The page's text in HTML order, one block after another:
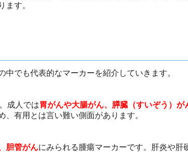
ます。
でも代表的なマーカーを紹介していきます。
成人では胃がんや大腸がん、膵臓（すいぞう）
有用とは言い難い側面があります。
胆管がんにみられる腫瘍マーカーです。肝炎や肝